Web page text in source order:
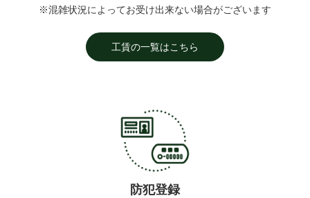
※混雑状況によってお受け出来ない場合がございます
工賃の一覧はこちら
防犯登録